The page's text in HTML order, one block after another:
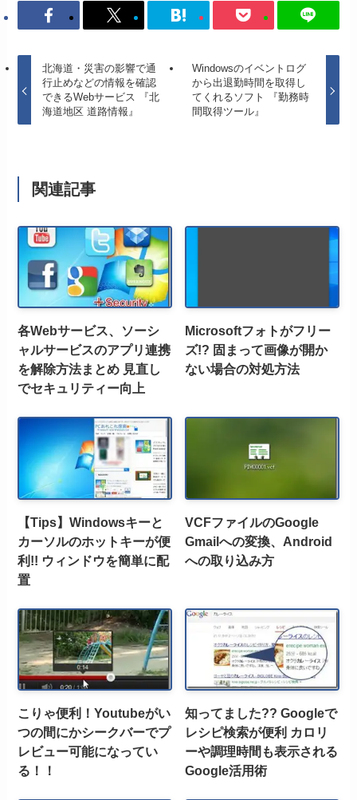
北海道・災害の影響で通
行止めなどの情報を確認
できるWebサービス 『北
海道地区 道路情報』
Windowsのイベントログ
から出退勤時間を取得し
てくれるソフト 『勤務時
間取得ツール』
関連記事
各Webサービス、ソーシ
ャルサービスのアプリ連携
を解除方法まとめ 見直し
でセキュリティー向上
Microsoftフォトがフリー
ズ!? 固まって画像が開か
ない場合の対処方法
【Tips】Windowsキーと
カーソルのホットキーが便
利!! ウィンドウを簡単に配
置
VCFファイルのGoogle
Gmailへの変換、Android
への取り込み方
こりゃ便利！Youtubeがい
つの間にかシークバーでプ
レビュー可能になってい
る！！
知ってました?? Googleで
レシピ検索が便利 カロリ
ーや調理時間も表示される
Google活用術